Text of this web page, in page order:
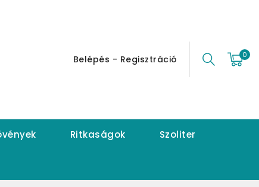
Belépés - Regisztráció 0
Ritkaságok Szoliter